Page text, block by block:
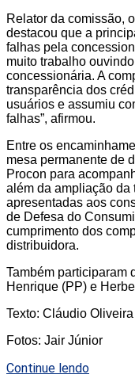
Relator da comissão,
destacou que a
falhas pela
muito trabalho
concessionária. A
transparência dos
usuários e assumiu
falhas”, afirmou.
Entre os
mesa permanente de
Procon para
além da ampliação da
apresentadas aos
de Defesa do
cumprimento dos
distribuidora.
Também participaram
Henrique (PP) e
Texto: Cláudio Oliveira
Fotos: Jair Júnior
Continue lendo